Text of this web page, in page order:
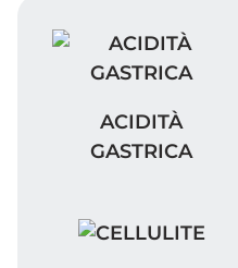
ACIDITÀ GASTRICA
ACIDITÀ
GASTRICA